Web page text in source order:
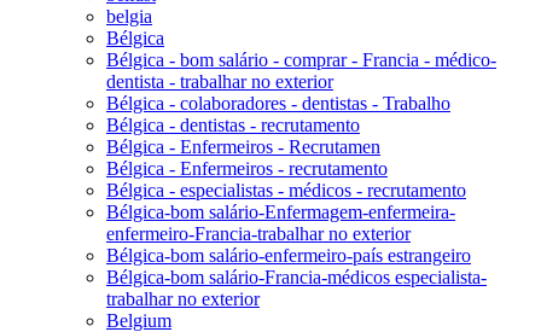
belgia
Bélgica
Bélgica - bom salário - comprar - Francia - médico-
dentista - trabalhar no exterior
Bélgica - colaboradores - dentistas - Trabalho
Bélgica - dentistas - recrutamento
Bélgica - Enfermeiros - Recrutamen
Bélgica - Enfermeiros - recrutamento
Bélgica - especialistas - médicos - recrutamento
Bélgica-bom salário-Enfermagem-enfermeira-
enfermeiro-Francia-trabalhar no exterior
Bélgica-bom salário-enfermeiro-país estrangeiro
Bélgica-bom salário-Francia-médicos especialista-
trabalhar no exterior
Belgium